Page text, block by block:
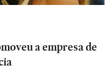
a empresa de